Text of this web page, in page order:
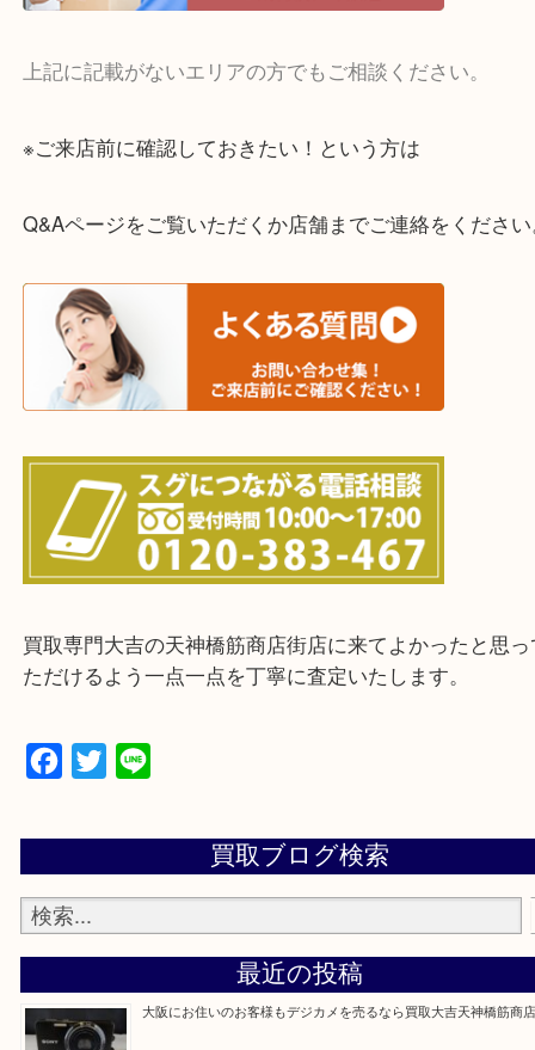
・宅配買取実施中
一部の対象品を除き全国より宅配買取を承っていま
ご依頼・ご相談はお気軽にください。
上記に記載がないエリアの方でもご相談ください。
※ご来店前に確認しておきたい！という方は
Q&Aページをご覧いただくか店舗までご連絡をくだ